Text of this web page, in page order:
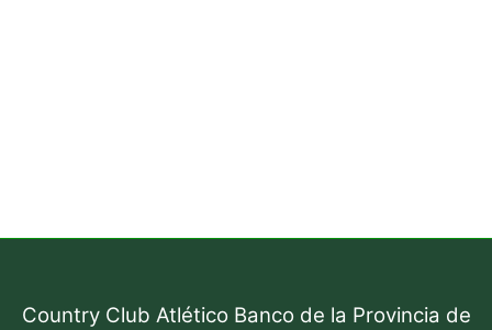
Country Club Atlético Banco de la Provincia de